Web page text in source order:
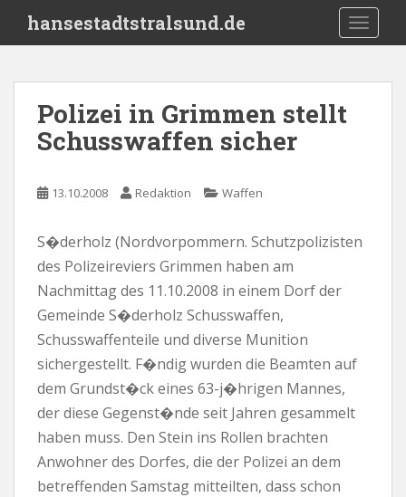
i
hansestadtstralsund.de
Polizei in Grimmen stellt
Schusswaffen sicher
13.10.2008 Redaktion Waffen
S�derholz (Nordvorpommern. Schutzpolizisten
des Polizeireviers Grimmen haben am
Nachmittag des 11.10.2008 in einem Dorf der
Gemeinde S�derholz Schusswaffen,
Schusswaffenteile und diverse Munition
sichergestellt. F�ndig wurden die Beamten auf
dem Grundst�ck eines 63-j�hrigen Mannes,
der diese Gegenst�nde seit Jahren gesammelt
haben muss. Den Stein ins Rollen brachten
Anwohner des Dorfes, die der Polizei an dem
betreffenden Samstag mitteilten, dass schon